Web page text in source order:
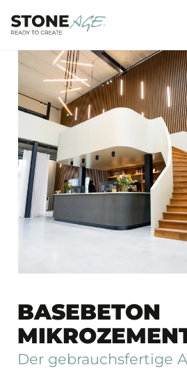
BASEBETON
Der gebrauchsfertige